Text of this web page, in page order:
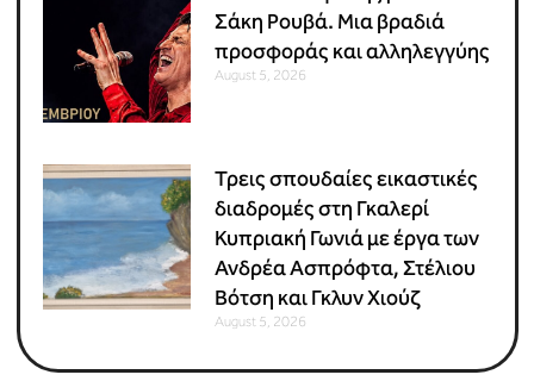
Σάκη Ρουβά. Μια βραδιά
προσφοράς και αλληλεγγύης
August 5, 2026
Τρεις σπουδαίες εικαστικές
διαδρομές στη Γκαλερί
Κυπριακή Γωνιά με έργα των
Ανδρέα Ασπρόφτα, Στέλιου
Βότση και Γκλυν Χιούζ
August 5, 2026